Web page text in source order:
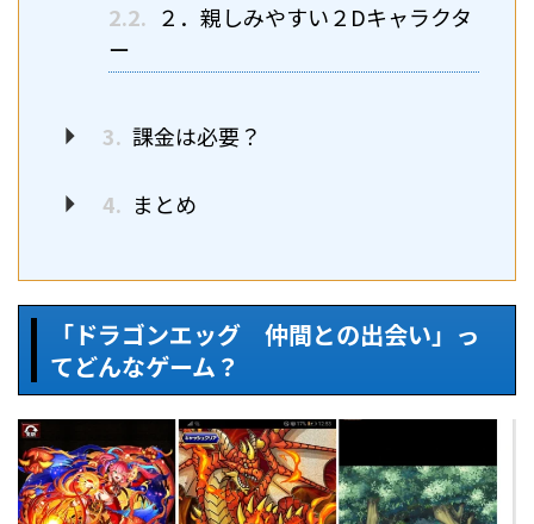
2.2. ２．親しみやすい２Dキャラクタ
ー
3. 課金は必要？
4. まとめ
「ドラゴンエッグ 仲間との出会い」っ
てどんなゲーム？